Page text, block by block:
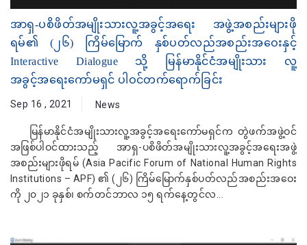
အာရှ-ပစိဖိတ်အမျိုးသားလူ့အခွင့်အရေး အဖွဲ့အစည်းများဖို
ရမ်၏ (၂၆) ကြိမ်မြောက် နှစ်ပတ်လည်အစည်းအဝေးနှင့်
Interactive Dialogue သို့ မြန်မာနိုင်ငံအမျိုးသား လူ့
အခွင့်အရေးကော်မရှင် ပါဝင်တက်ရောက်ခြင်း
Sep 16 , 2021 News
မြန်မာနိုင်ငံအမျိုးသားလူ့အခွင့်အရေးကော်မရှင်က တွဲဖက်အဖွဲ့ဝင်
အဖြစ်ပါဝင်ထားသည့် အာရှ-ပစိဖိတ်အမျိုးသားလူ့အခွင့်အရေးအဖွဲ့
အစည်းများဖိုရမ် (Asia Pacific Forum of National Human Rights
Institutions – APF) ၏ (၂၆) ကြိမ်မြောက်နှစ်ပတ်လည်အစည်းအဝေး
ကို ၂၀၂၁ ခုနှစ်၊ စက်တင်ဘာလ ၁၅ ရက်နေ့တွင်လ...